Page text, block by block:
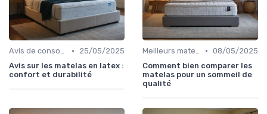
Avis de consommateurs •
25/05/2025
Avis sur les matelas en latex :
confort et durabilité
Meilleurs matelas de l'année • 08/05/2025
Comment bien comparer les
matelas pour un sommeil de
qualité